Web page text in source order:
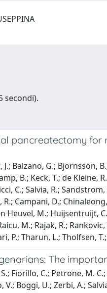
secondi).
pancreatectomy
Balzano, G.; Bjornsson,
B.; Keck, T.; de Kleine,
C.; Salvia, R.;
Campani, D.;
Heuvel, M.; Huijsentruijt,
M.; Rajak, R.;
P.; Tharun, L.; Tholfsen,
The
Fiorillo, C.; Petrone, M.
Boggi, U.; Zerbi, A.;